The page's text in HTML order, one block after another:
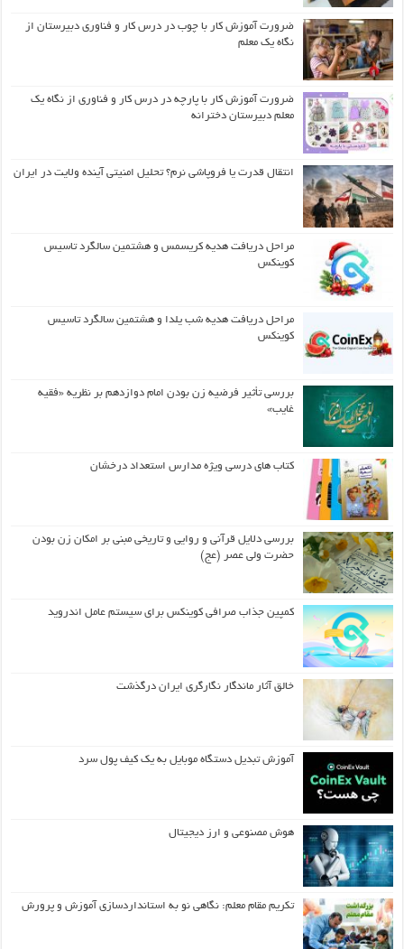
ضرورت آموزش کار با چوب در درس کار و فناوری دبیرستان از
نگاه یک معلم
ضرورت آموزش کار با پارچه در درس کار و فناوری از نگاه یک
معلم دبیرستان دخترانه
انتقال قدرت یا فروپاشی نرم؟ تحلیل امنیتی آینده ولایت در ایران
مراحل دریافت هدیه کریسمس و هشتمین سالگرد تاسیس
کوینکس
مراحل دریافت هدیه شب یلدا و هشتمین سالگرد تاسیس
کوینکس
بررسی تأثیر فرضیه زن بودن امام دوازدهم بر نظریه «فقیه
غایب»
کتاب های درسی ویژه مدارس استعداد درخشان
بررسی دلایل قرآنی و روایی و تاریخی مبنی بر امکان زن بودن
حضرت ولی عصر (عج)
کمپین جذاب صرافی کوینکس برای سیستم عامل اندروید
خالق آثار ماندگار نگارگری ایران درگذشت
آموزش تبدیل دستگاه موبایل به یک کیف‌ پول سرد
هوش مصنوعی و ارز دیجیتال
تکریم مقام معلم: نگاهی نو به استانداردسازی آموزش و پرورش